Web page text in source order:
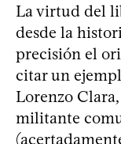
La virtud del
desde la
precisión el
citar un
Lorenzo
militante